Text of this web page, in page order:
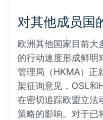
对其他成员国
欧洲其他国家目前大
的行动速度形成鲜明
管理局（HKMA）正
架征询意见，OSL和
在密切追踪欧盟立法
策略的影响。对于已